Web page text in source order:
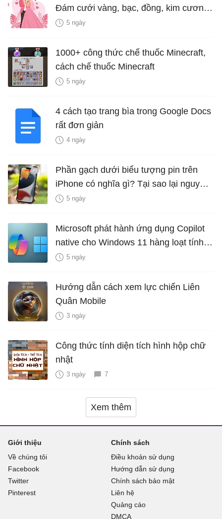
Đám cưới vàng, bạc, đồng, kim cương
là bao nhiêu năm?
5 ngày
1000+ công thức chế thuốc Minecraft,
cách chế thuốc Minecraft
5 ngày
4 cách tạo trang bìa trong Google Docs
rất đơn giản
4 ngày
Phần gạch dưới biểu tượng pin trên
iPhone có nghĩa gì? Tại sao lại nguy
hiểm?
5 ngày
Microsoft phát hành ứng dụng Copilot
native cho Windows 11 hàng loạt tính
năng mới Hữu Ích
5 ngày
Hướng dẫn cách xem lực chiến Liên
Quân Mobile
3 ngày
Công thức tính diện tích hình hộp chữ
nhật
3 ngày 7
Xem thêm
Giới thiệu
Về chúng tôi
Facebook
Twitter
Pinterest
Chính sách
Điều khoản sử dụng
Hướng dẫn sử dụng
Chính sách bảo mật
Liên hệ
Quảng cáo
DMCA